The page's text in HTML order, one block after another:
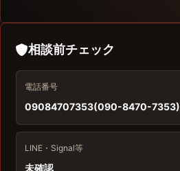
相談前チェック
電話番号
09084707353(090-8470-7353)
LINE・Signal等
未確認